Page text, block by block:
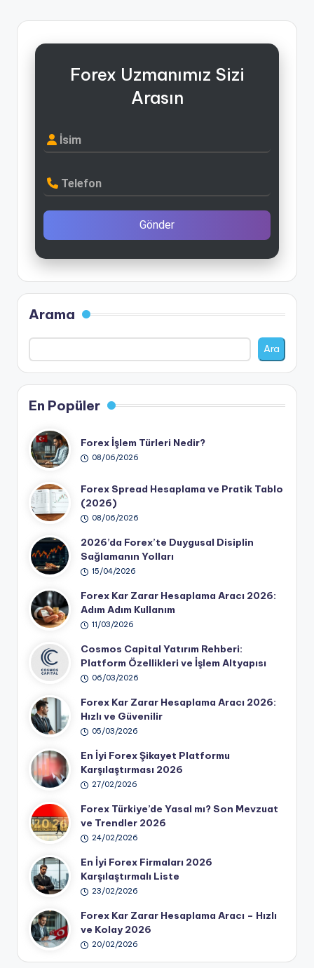
Forex Uzmanımız Sizi
Arasın
İsim
Telefon
Gönder
Arama
Ara
En Popüler
Forex İşlem Türleri Nedir?
08/06/2026
Forex Spread Hesaplama ve Pratik Tablo
(2026)
08/06/2026
2026’da Forex’te Duygusal Disiplin
Sağlamanın Yolları
15/04/2026
Forex Kar Zarar Hesaplama Aracı 2026:
Adım Adım Kullanım
11/03/2026
Cosmos Capital Yatırım Rehberi:
Platform Özellikleri ve İşlem Altyapısı
06/03/2026
Forex Kar Zarar Hesaplama Aracı 2026:
Hızlı ve Güvenilir
05/03/2026
En İyi Forex Şikayet Platformu
Karşılaştırması 2026
27/02/2026
Forex Türkiye’de Yasal mı? Son Mevzuat
ve Trendler 2026
24/02/2026
En İyi Forex Firmaları 2026
Karşılaştırmalı Liste
23/02/2026
Forex Kar Zarar Hesaplama Aracı – Hızlı
ve Kolay 2026
20/02/2026